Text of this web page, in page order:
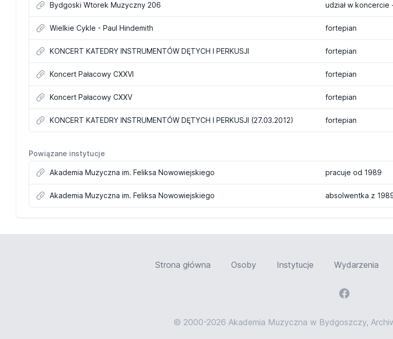
Bydgoski Wtorek Muzyczny 206 udział w koncercie
Wielkie Cykle - Paul Hindemith fortepian
KONCERT KATEDRY INSTRUMENTÓW DĘTYCH I PERKUSJI fortepian
Koncert Pałacowy CXXVI fortepian
Koncert Pałacowy CXXV fortepian
KONCERT KATEDRY INSTRUMENTÓW DĘTYCH I PERKUSJI (27.03.2012) fortepian
Powiązane instytucje
Akademia Muzyczna im. Feliksa Nowowiejskiego pracuje od 1989
Akademia Muzyczna im. Feliksa Nowowiejskiego absolwentka z
Strona główna Osoby Instytucje Wydarzenia
© 2000-2026 Akademia Muzyczna w Bydgoszczy,